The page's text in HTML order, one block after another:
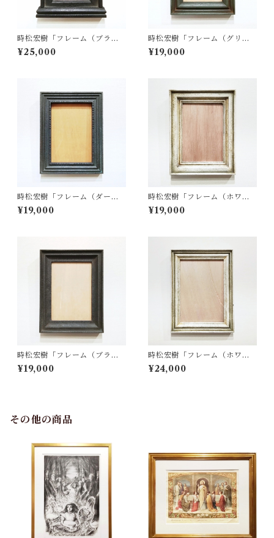
時松宏樹「フレーム（ブラッ
ク祭壇・A5サイズ）」
¥25,000
時松宏樹「フレーム（グリー
ン・A5サイズ）」
¥19,000
時松宏樹「フレーム（ダーク
グレー・A5サイズ）」
¥19,000
時松宏樹「フレーム（ホワイ
ト・A5サイズ）」
¥19,000
時松宏樹「フレーム（ブラッ
ク・A5サイズ）」
¥19,000
時松宏樹「フレーム（ホワイ
ト・A4サイズ）」
¥24,000
その他の商品